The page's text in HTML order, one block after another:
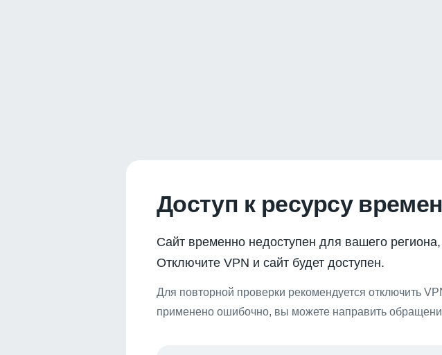
Доступ к ресурсу
Сайт временно недоступен для вашего
Отключите VPN и сайт будет доступен.
Для повторной проверки рекомендуется отключить
применено ошибочно, вы можете направить